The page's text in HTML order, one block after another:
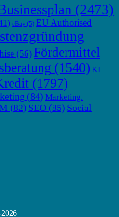
(2473)
eBay (5) EU Authorised
(56) Fördermittel
(1540) KI
(1797)
(84) Marketing.
(82) SEO (85) Social